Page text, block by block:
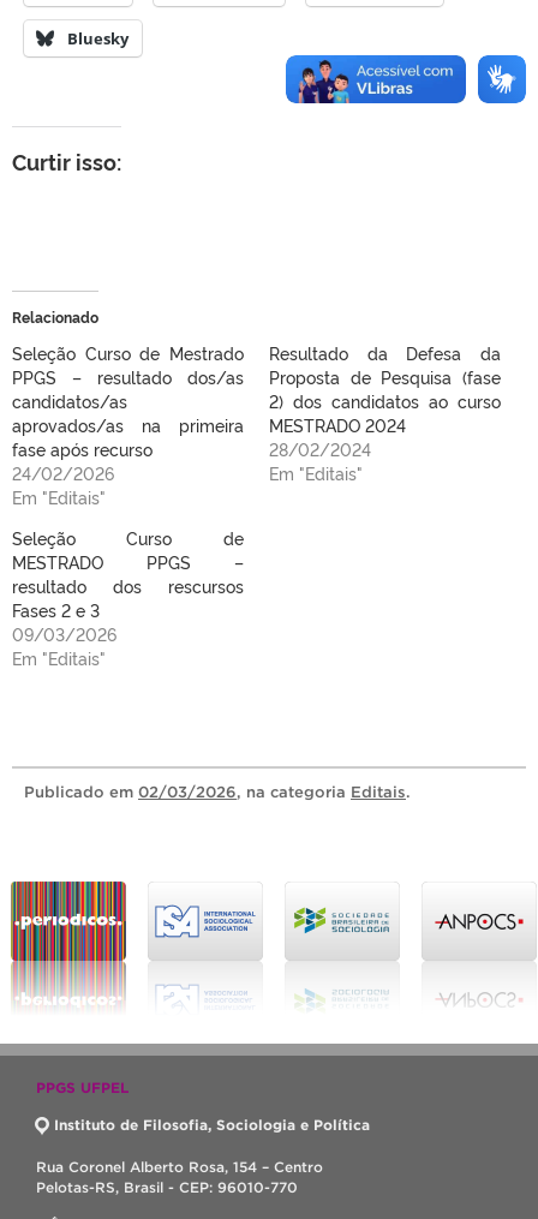
Bluesky
Curtir isso:
Relacionado
Seleção Curso de Mestrado
PPGS – resultado dos/as
candidatos/as
aprovados/as na primeira
fase após recurso
24/02/2026
Em "Editais"
Resultado da Defesa da
Proposta de Pesquisa (fase
2) dos candidatos ao curso
MESTRADO 2024
28/02/2024
Em "Editais"
Seleção Curso de
MESTRADO PPGS –
resultado dos rescursos
Fases 2 e 3
09/03/2026
Em "Editais"
Publicado em 02/03/2026, na categoria Editais.
PPGS UFPEL
Instituto de Filosofia, Sociologia e Política
Rua Coronel Alberto Rosa, 154 – Centro
Pelotas-RS, Brasil - CEP: 96010-770